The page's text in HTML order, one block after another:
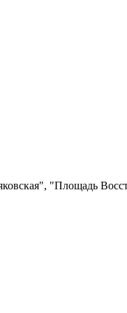
"Площадь